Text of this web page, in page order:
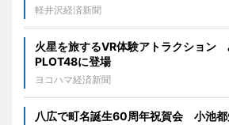
軽井沢経済新聞
火星を旅するVR体験アトラクション
PLOT48に登場
ヨコハマ経済新聞
八広で町名誕生60周年祝賀会 小池都